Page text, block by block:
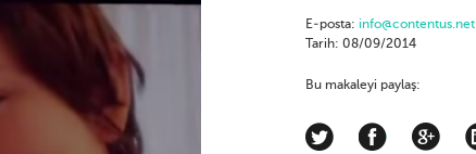
E-posta: info@contentus.net
Tarih: 08/09/2014
Bu makaleyi paylaş: